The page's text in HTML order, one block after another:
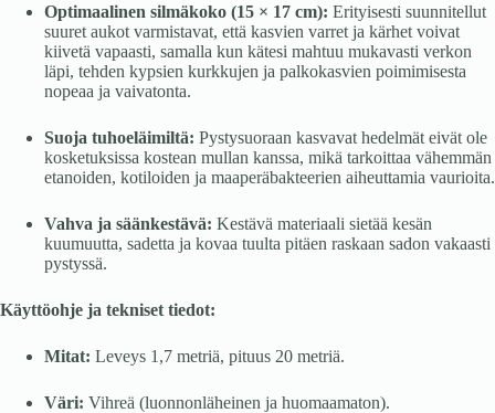
Optimaalinen silmäkoko (15 × 17 cm): Erityisesti suunnitellut
suuret aukot varmistavat, että kasvien varret ja kärhet voivat
kiivetä vapaasti, samalla kun kätesi mahtuu mukavasti verkon
läpi, tehden kypsien kurkkujen ja palkokasvien poimimisesta
nopeaa ja vaivatonta.
Suoja tuhoeläimiltä: Pystysuoraan kasvavat hedelmät eivät ole
kosketuksissa kostean mullan kanssa, mikä tarkoittaa vähemmän
etanoiden, kotiloiden ja maaperäbakteerien aiheuttamia vaurioita.
Vahva ja säänkestävä: Kestävä materiaali sietää kesän
kuumuutta, sadetta ja kovaa tuulta pitäen raskaan sadon vakaasti
pystyssä.
Käyttöohje ja tekniset tiedot:
Mitat: Leveys 1,7 metriä, pituus 20 metriä.
Väri: Vihreä (luonnonläheinen ja huomaamaton).